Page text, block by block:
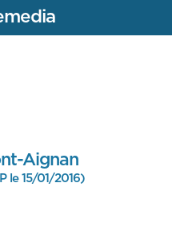
Aignan
le 15/01/2016)